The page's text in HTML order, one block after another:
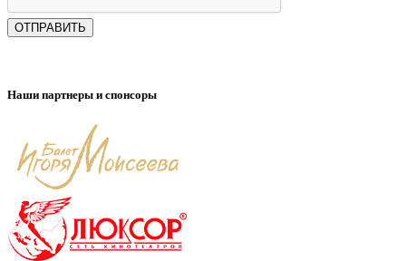
ОТПРАВИТЬ
Наши партнеры и спонсоры